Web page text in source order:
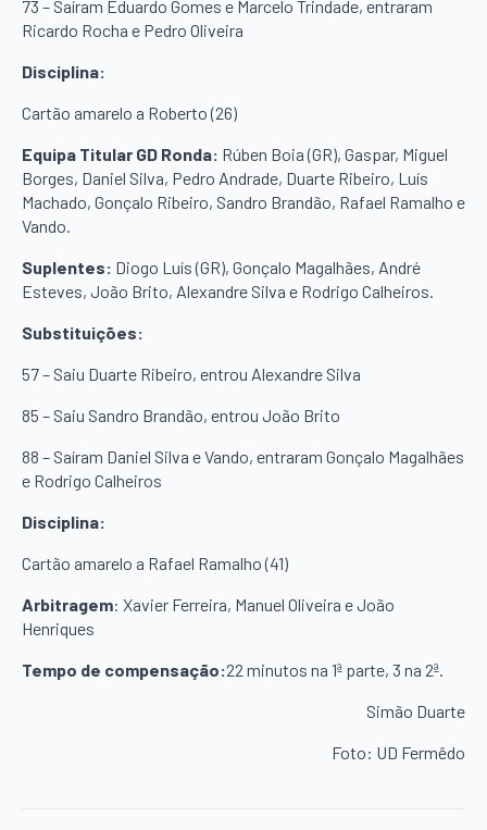
73 – Saíram Eduardo Gomes e Marcelo Trindade, entraram
Ricardo Rocha e Pedro Oliveira
Disciplina:
Cartão amarelo a Roberto (26)
Equipa Titular GD Ronda: Rúben Boia (GR), Gaspar, Miguel
Borges, Daniel Silva, Pedro Andrade, Duarte Ribeiro, Luís
Machado, Gonçalo Ribeiro, Sandro Brandão, Rafael Ramalho e
Vando.
Suplentes: Diogo Luís (GR), Gonçalo Magalhães, André
Esteves, João Brito, Alexandre Silva e Rodrigo Calheiros.
Substituições:
57 – Saiu Duarte Ribeiro, entrou Alexandre Silva
85 – Saiu Sandro Brandão, entrou João Brito
88 – Saíram Daniel Silva e Vando, entraram Gonçalo Magalhães
e Rodrigo Calheiros
Disciplina:
Cartão amarelo a Rafael Ramalho (41)
Arbitragem: Xavier Ferreira, Manuel Oliveira e João
Henriques
Tempo de compensação:22 minutos na 1ª parte, 3 na 2ª.
Simão Duarte
Foto: UD Fermêdo